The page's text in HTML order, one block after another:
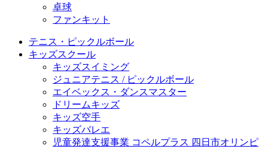
卓球
ファンキット
テニス・ピックルボール
キッズスクール
キッズスイミング
ジュニアテニス / ピックルボール
エイベックス・ダンスマスター
ドリームキッズ
キッズ空手
キッズバレエ
児童発達支援事業 コペルプラス 四日市オリンピ